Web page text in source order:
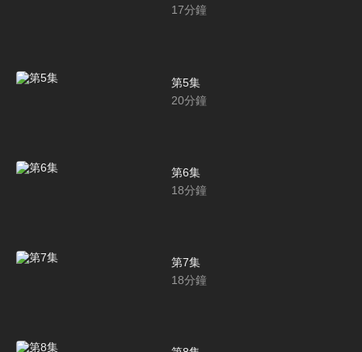
17分鐘
第5集
20分鐘
第6集
18分鐘
第7集
18分鐘